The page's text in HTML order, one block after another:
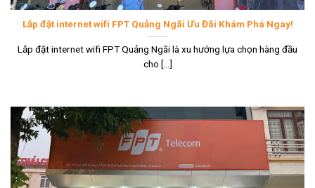
Lắp đặt internet wifi FPT Quảng Ngãi Ưu Đãi Khám Phá Ngay!
Lắp đặt internet wifi FPT Quảng Ngãi là xu hướng lựa chọn hàng đầu
cho [...]